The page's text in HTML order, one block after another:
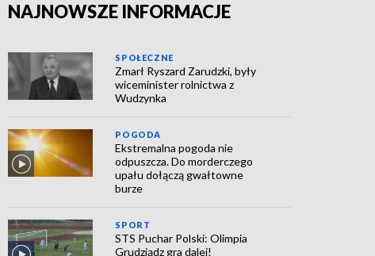
NAJNOWSZE INFORMACJE
SPOŁECZNE
Zmarł Ryszard Zarudzki, były
wiceminister rolnictwa z
Wudzynka
POGODA
Ekstremalna pogoda nie
odpuszcza. Do morderczego
upału dołączą gwałtowne
burze
SPORT
STS Puchar Polski: Olimpia
Grudziądz gra dalej!